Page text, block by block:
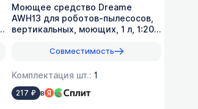
Моющее средство Dreame
AWH13 для роботов-пылесосов,
вертикальных, моющих, 1 л, 1:200
Совместимость
Комплектация шт.:1
217 ₽ в